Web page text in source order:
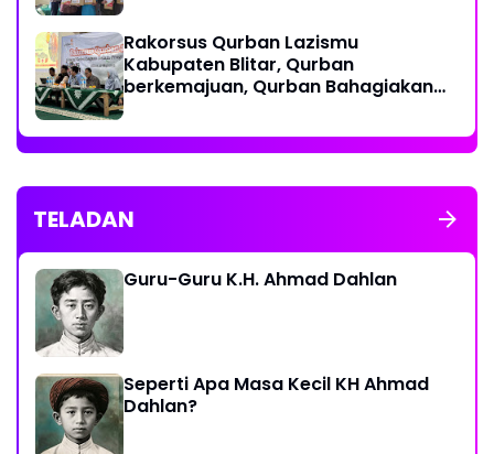
‎Rakorsus Qurban Lazismu
Kabupaten Blitar, Qurban
berkemajuan, Qurban Bahagiakan
TELADAN
Guru-Guru K.H. Ahmad Dahlan
Seperti Apa Masa Kecil KH Ahmad
Dahlan?